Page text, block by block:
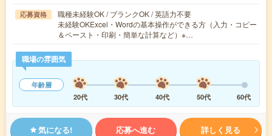
応募資格
職種未経験OK / ブランクOK / 英語力不要
未経験OKExcel・Wordの基本操作ができる方（入力・コピー
＆ペースト・印刷・簡単な計算など）※…
職場の雰囲気
年齢層
20代
30代 40代 50代 60代
気になる! 応募へ進む 詳しく見る